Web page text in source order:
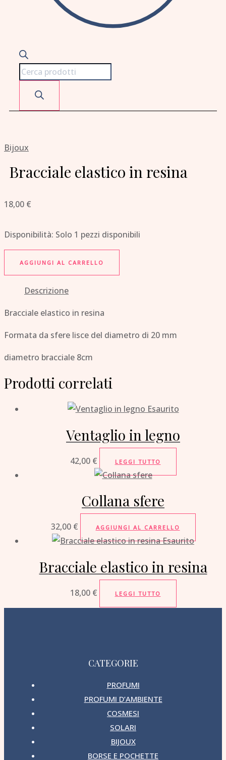
Bijoux
Bracciale elastico in resina
18,00 €
Disponibilità: Solo 1 pezzi disponibili
AGGIUNGI AL CARRELLO
Descrizione
Bracciale elastico in resina
Formata da sfere lisce del diametro di 20 mm
diametro bracciale 8cm
Prodotti correlati
Esaurito
Ventaglio in legno
42,00 € LEGGI TUTTO
Collana sfere
32,00 € AGGIUNGI AL CARRELLO
Esaurito
Bracciale elastico in resina
18,00 € LEGGI TUTTO
CATEGORIE
PROFUMI
PROFUMI D’AMBIENTE
COSMESI
SOLARI
BIJOUX
BORSE E POCHETTE